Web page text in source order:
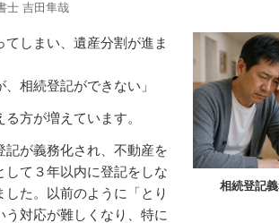
士 吉田隼哉
相続登記
しまい、遺産分割が進ま
、相続登記ができない」
方が増えています。
記が義務化され、不動産を
して３年以内に登記をしな
した。以前のように「とり
う対応が難しくなり、特に